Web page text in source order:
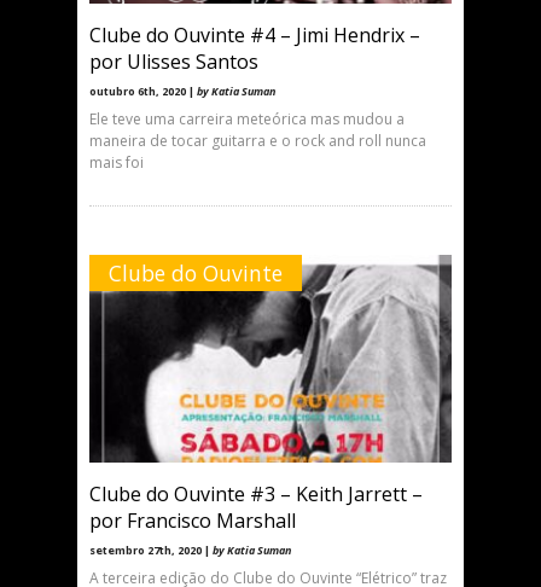
Clube do Ouvinte #4 – Jimi Hendrix –
por Ulisses Santos
outubro 6th, 2020 | by Katia Suman
Ele teve uma carreira meteórica mas mudou a
maneira de tocar guitarra e o rock and roll nunca
mais foi
Clube do Ouvinte
Clube do Ouvinte #3 – Keith Jarrett –
por Francisco Marshall
setembro 27th, 2020 | by Katia Suman
A terceira edição do Clube do Ouvinte “Elétrico” traz